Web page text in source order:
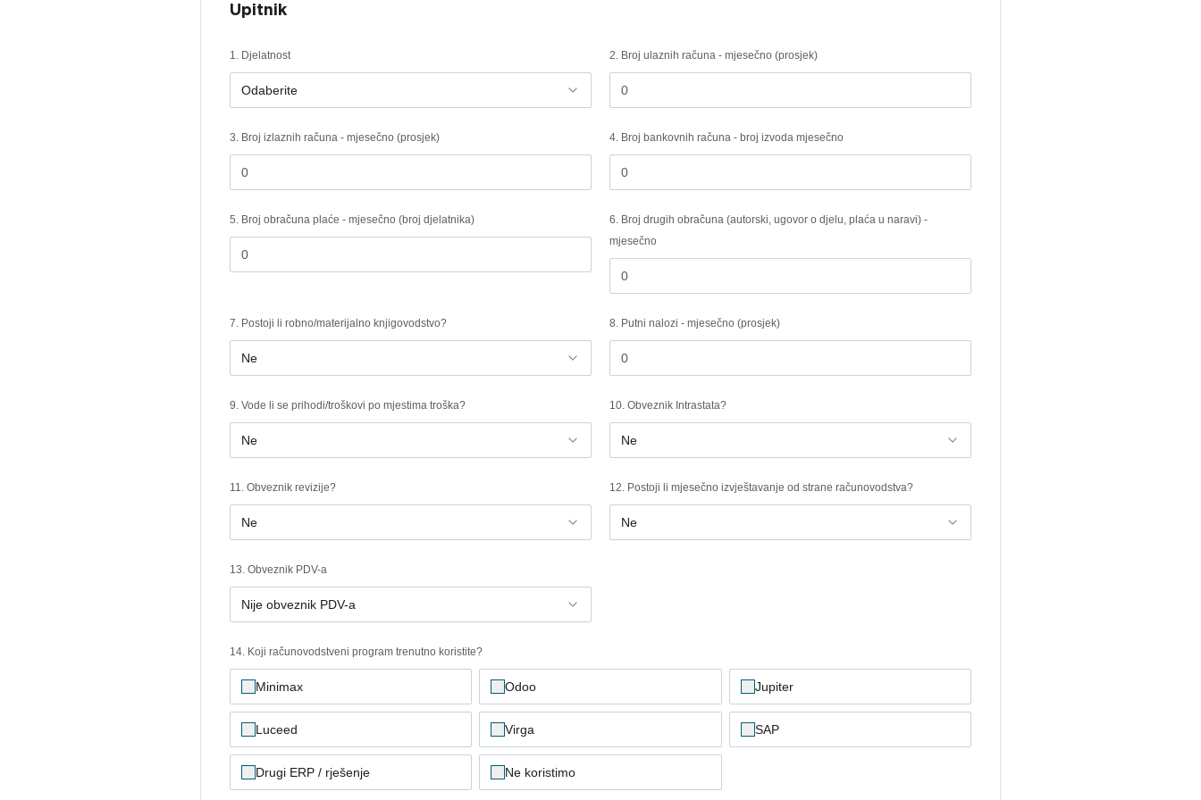
Upitnik
1. Djelatnost
Odaberite
2. Broj ulaznih računa - mjesečno (prosjek)
3. Broj izlaznih računa - mjesečno (prosjek) 4. Broj bankovnih računa - broj izvoda mjesečno
5. Broj obračuna plaće - mjesečno (broj djelatnika)
6. Broj drugih obračuna (autorski, ugovor o djelu, plaća u naravi) -
mjesečno
7. Postoji li robno/materijalno knjigovodstvo?
Ne
8. Putni nalozi - mjesečno (prosjek)
9. Vode li se prihodi/troškovi po mjestima troška?
Ne
10. Obveznik Intrastata?
Ne
11. Obveznik revizije?
Ne
12. Postoji li mjesečno izvještavanje od strane računovodstva?
Ne
13. Obveznik PDV-a
Nije obveznik PDV-a
14. Koji računovodstveni program trenutno koristite?
Minimax Odoo Jupiter
Luceed Virga SAP
Drugi ERP / rješenje Ne koristimo